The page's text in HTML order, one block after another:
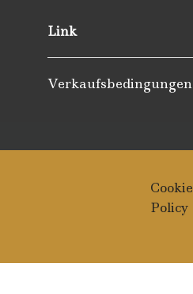
Link
Verkaufsbedingungen
Cookie
Policy